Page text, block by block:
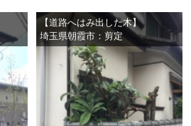
【道路へはみ出した木】
埼玉県朝霞市：剪定